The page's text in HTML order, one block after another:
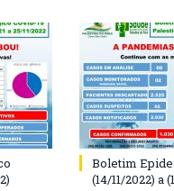
Boletim
(14/11/2022) a